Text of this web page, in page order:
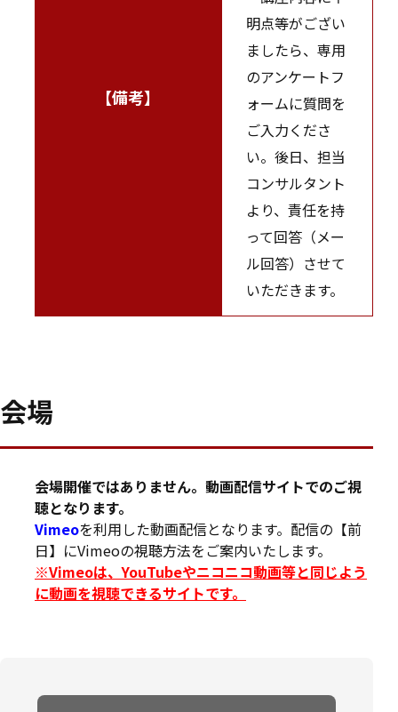
【備考】
明点等がござい
ましたら、専用
のアンケートフ
ォームに質問を
ご入力くださ
い。後日、担当
コンサルタント
より、責任を持
って回答（メー
ル回答）させて
いただきます。
会場
会場開催ではありません。動画配信サイトでのご視
聴となります。
Vimeoを利用した動画配信となります。配信の【前
日】にVimeoの視聴方法をご案内いたします。
※Vimeoは、YouTubeやニコニコ動画等と同じよう
に動画を視聴できるサイトです。